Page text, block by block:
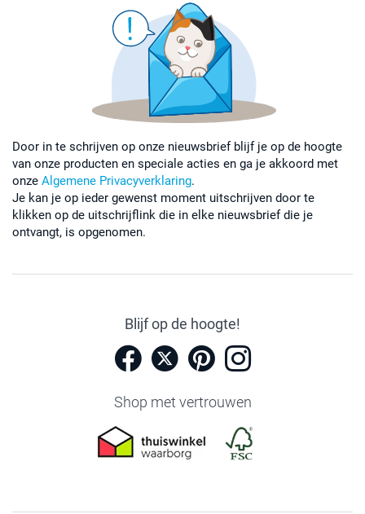
Door in te schrijven op onze nieuwsbrief blijf je op de hoogte
van onze producten en speciale acties en ga je akkoord met
onze Algemene Privacyverklaring.
Je kan je op ieder gewenst moment uitschrijven door te
klikken op de uitschrijflink die in elke nieuwsbrief die je
ontvangt, is opgenomen.
Blijf op de hoogte!
Shop met vertrouwen